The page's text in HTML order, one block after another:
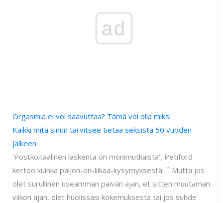
ad
Orgasmia ei voi saavuttaa? Tämä voi olla miksi
Kaikki mitä sinun tarvitsee tietää seksistä 50 vuoden
jälkeen
'Postkoitaalinen laskenta on monimutkaista', Petiford
kertoo kuinka paljon-on-liikaa-kysymyksestä. `` Mutta jos
olet surullinen useamman päivän ajan, et sitten muutaman
viikon ajan, olet huolissasi kokemuksesta tai jos suhde